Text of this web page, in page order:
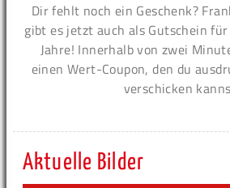
Dir fehlt noch ein Geschenk?
gibt es jetzt auch als Gutschein
Jahre! Innerhalb von zwei
einen Wert-Coupon, den du
verschicken
Aktuelle Bilder